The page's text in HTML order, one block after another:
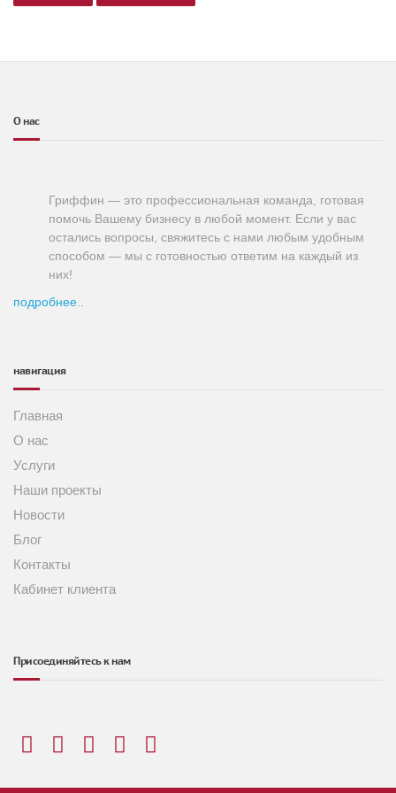
О нас
Гриффин — это профессиональная команда, готовая
помочь Вашему бизнесу в любой момент. Если у вас
остались вопросы, свяжитесь с нами любым удобным
способом — мы с готовностью ответим на каждый из
них!
подробнее..
навигация
Главная
О нас
Услуги
Наши проекты
Новости
Блог
Контакты
Кабинет клиента
Присоединяйтесь к нам